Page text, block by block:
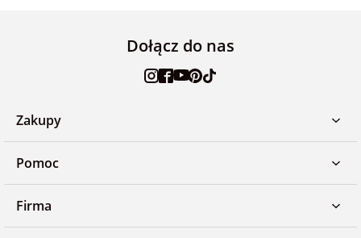
Dołącz do nas
Zakupy
Pomoc
Firma